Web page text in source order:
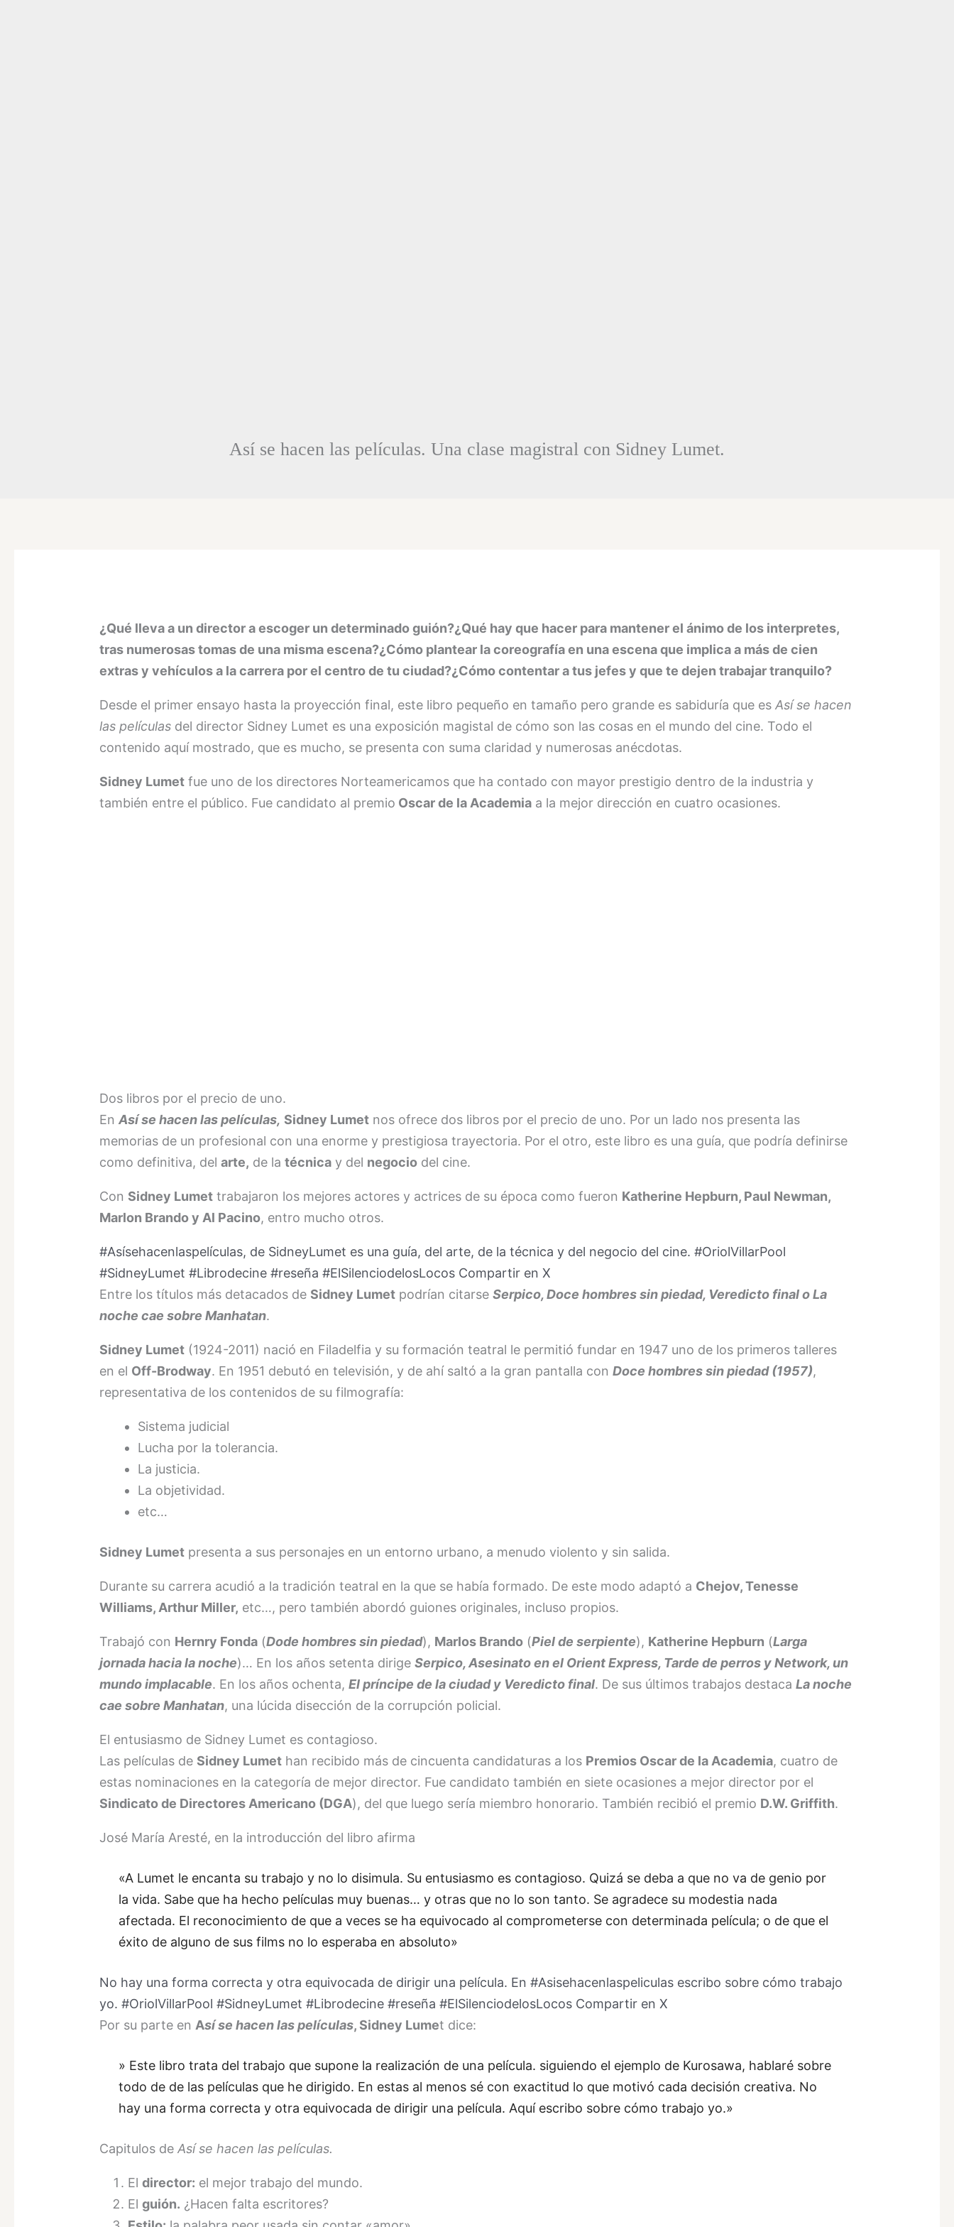
Así se hacen las películas. Una clase magistral con Sidney Lumet.
¿Qué lleva a un director a escoger un determinado guión?¿Qué hay que hacer para mantener el ánimo de los interpretes,
tras numerosas tomas de una misma escena?¿Cómo plantear la coreografía en una escena que implica a más de cien
extras y vehículos a la carrera por el centro de tu ciudad?¿Cómo contentar a tus jefes y que te dejen trabajar tranquilo?
Desde el primer ensayo hasta la proyección final, este libro pequeño en tamaño pero grande es sabiduría que esAsí se hacen
las películas del director Sidney Lumet es una exposición magistal de cómo son las cosas en el mundo del cine. Todo el
contenido aquí mostrado, que es mucho, se presenta con suma claridad y numerosas anécdotas.
Sidney Lumet fue uno de los directores Norteamericamos que ha contado con mayor prestigio dentro de la industria y
también entre el público. Fue candidato al premio Oscar de la Academia a la mejor dirección en cuatro ocasiones.
Dos libros por el precio de uno.
EnAsí se hacen las películas, Sidney Lumet nos ofrece dos libros por el precio de uno. Por un lado nos presenta las
memorias de un profesional con una enorme y prestigiosa trayectoria. Por el otro, este libro es una guía, que podría definirse
como definitiva, delarte, de latécnica y del negocio del cine.
Con Sidney Lumet trabajaron los mejores actores y actrices de su época como fueron Katherine Hepburn, Paul Newman,
Marlon Brando y Al Pacino, entro mucho otros.
#Asísehacenlaspelículas, de SidneyLumet es una guía, del arte, de la técnica y del negocio del cine. #OriolVillarPool
#SidneyLumet #Librodecine #reseña #ElSilenciodelosLocos Compartir en X
Entre los títulos más detacados de Sidney Lumet podrían citarseSerpico, Doce hombres sin piedad, Veredicto final o La
noche cae sobre Manhatan.
Sidney Lumet (1924-2011) nació en Filadelfia y su formación teatral le permitió fundar en 1947 uno de los primeros talleres
en el Off-Brodway. En 1951 debutó en televisión, y de ahí saltó a la gran pantalla conDoce hombres sin piedad (1957),
representativa de los contenidos de su filmografía:
Sistema judicial
Lucha por la tolerancia.
La justicia.
La objetividad.
etc…
Sidney Lumet presenta a sus personajes en un entorno urbano, a menudo violento y sin salida.
Durante su carrera acudió a la tradición teatral en la que se había formado. De este modo adaptó a Chejov, Tenesse
Williams, Arthur Miller, etc…, pero también abordó guiones originales, incluso propios.
Trabajó con Hernry Fonda (Dode hombres sin piedad), Marlos Brando (Piel de serpiente), Katherine Hepburn (Larga
jornada hacia la noche)… En los años setenta dirigeSerpico, Asesinato en el Orient Express, Tarde de perros y Network, un
mundo implacable. En los años ochenta,El príncipe de la ciudad y Veredicto final. De sus últimos trabajos destacaLa noche
cae sobre Manhatan, una lúcida disección de la corrupción policial.
El entusiasmo de Sidney Lumet es contagioso.
Las películas de Sidney Lumet han recibido más de cincuenta candidaturas a los Premios Oscar de la Academia, cuatro de
estas nominaciones en la categoría de mejor director. Fue candidato también en siete ocasiones a mejor director por el
Sindicato de Directores Americano (DGA), del que luego sería miembro honorario. También recibió el premio D.W. Griffith.
José María Aresté, en la introducción del libro afirma
«A Lumet le encanta su trabajo y no lo disimula. Su entusiasmo es contagioso. Quizá se deba a que no va de genio por
la vida. Sabe que ha hecho películas muy buenas… y otras que no lo son tanto. Se agradece su modestia nada
afectada. El reconocimiento de que a veces se ha equivocado al comprometerse con determinada película; o de que el
éxito de alguno de sus films no lo esperaba en absoluto»
No hay una forma correcta y otra equivocada de dirigir una película. En #Asisehacenlaspeliculas escribo sobre cómo trabajo
yo. #OriolVillarPool #SidneyLumet #Librodecine #reseña #ElSilenciodelosLocos Compartir en X
Por su parte en Así se hacen las películas, Sidney Lumet dice:
» Este libro trata del trabajo que supone la realización de una película. siguiendo el ejemplo de Kurosawa, hablaré sobre
todo de de las películas que he dirigido. En estas al menos sé con exactitud lo que motivó cada decisión creativa. No
hay una forma correcta y otra equivocada de dirigir una película. Aquí escribo sobre cómo trabajo yo.»
Capitulos deAsí se hacen las películas.
Eldirector: el mejor trabajo del mundo.
Elguión. ¿Hacen falta escritores?